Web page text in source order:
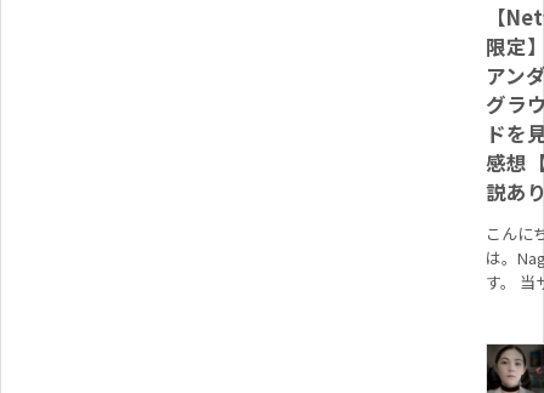
【
限定
アン
グラ
ドを
感想
説あ
こんに
は。
す。 当
現在毎
1000...